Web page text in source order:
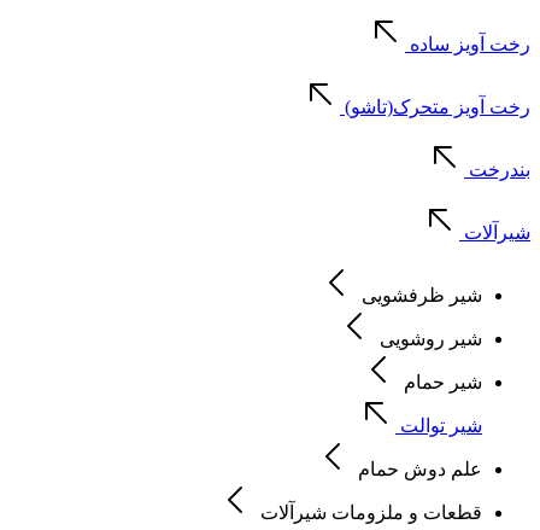
رخت آویز ساده
رخت آویز متحرک(تاشو)
بندرخت
شیرآلات
شیر ظرفشویی
شیر روشویی
شیر حمام
شیر توالت
علم دوش حمام
قطعات و ملزومات شیرآلات